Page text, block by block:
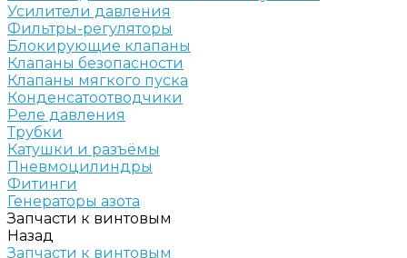
Усилители давления
Фильтры-регуляторы
Блокирующие клапаны
Клапаны безопасности
Клапаны мягкого пуска
Конденсатоотводчики
Реле давления
Трубки
Катушки и разъёмы
Пневмоцилиндры
Фитинги
Генераторы азота
Запчасти к винтовым
Назад
Запчасти к винтовым